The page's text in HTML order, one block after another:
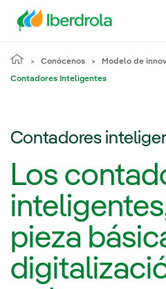
Conócenos Modelo de
Contadores Inteligentes
Contadores
Los
pieza